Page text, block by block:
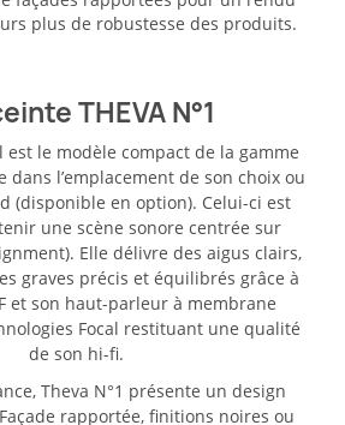
plus de robustesse des produits.
THEVA N°1
est le modèle compact de la gamme
dans l’emplacement de son choix ou
(disponible en option). Celui-ci est
une scène sonore centrée sur
Elle délivre des aigus clairs,
graves précis et équilibrés grâce à
et son haut-parleur à membrane
Focal restituant une qualité
de son hi-fi.
Theva N°1 présente un design
rapportée, finitions noires ou